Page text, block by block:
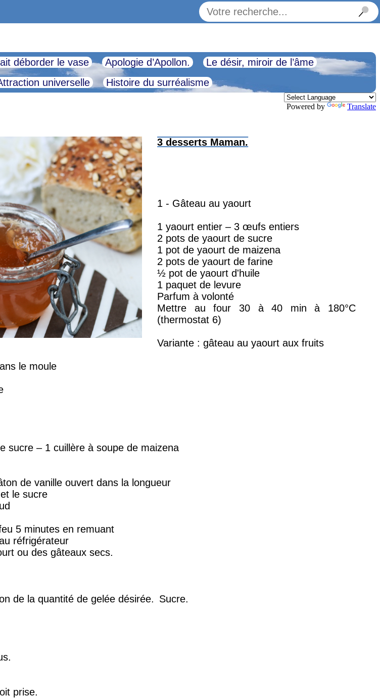
déborder le vase Apologie d’Apollon.
Le désir, miroir de l’âme
universelle Histoire du surréalisme
Powered by Translate
3 desserts Maman.
1 - Gâteau au yaourt
1 yaourt entier – 3 œufs entiers
2 pots de yaourt de sucre
1 pot de yaourt de maizena
2 pots de yaourt de farine
½ pot de yaourt d'huile
1 paquet de levure
Parfum à volonté
Mettre au four 30 à 40 min à 180°C
(thermostat 6)
Variante : gâteau au yaourt aux fruits
le moule
sucre – 1 cuillère à soupe de maizena
de vanille ouvert dans la longueur
le sucre
5 minutes en remuant
réfrigérateur
ou des gâteaux secs.
de la quantité de gelée désirée. Sucre.
prise.